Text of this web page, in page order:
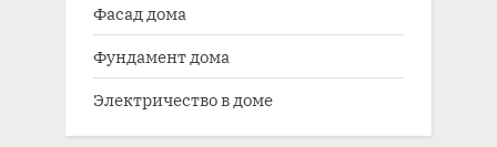
Фасад дома
Фундамент дома
Электричество в доме